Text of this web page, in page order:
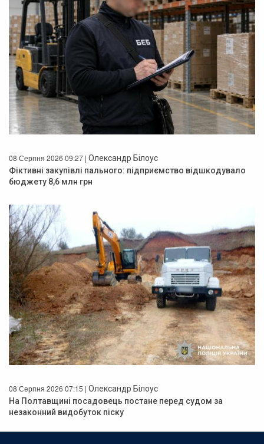
08 Серпня 2026 09:27 | Олександр Білоус
Фіктивні закупівлі пального: підприємство відшкодувало
бюджету 8,6 млн грн
08 Серпня 2026 07:15 | Олександр Білоус
На Полтавщині посадовець постане перед судом за
незаконний видобуток піску